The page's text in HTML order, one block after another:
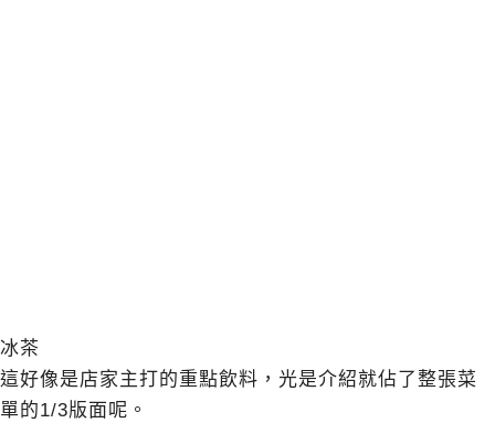
冰茶
這好像是店家主打的重點飲料，光是介紹就佔了整張菜
單的1/3版面呢。